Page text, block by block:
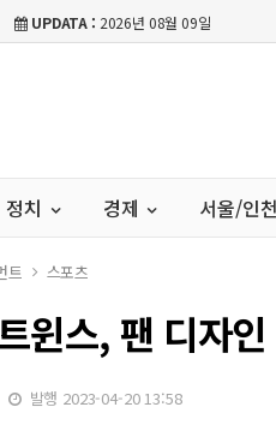
UPDATA : 2026년 08월 09일
정치 경제 서울/인
트 스포츠
윈스, 팬 디자인
발행 2023-04-20 13:58